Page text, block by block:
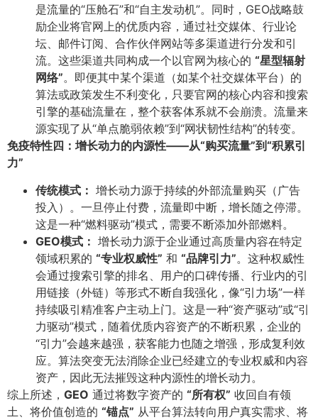
是流量的“压舱石”和“自主发动机”。同时，GEO战略鼓
励企业将官网上的优质内容，通过社交媒体、行业论
坛、邮件订阅、合作伙伴网站等多渠道进行分发和引
流。这些渠道共同构成一个以官网为核心的 ​“星型辐射
网络”​​。即便其中某个渠道（如某个社交媒体平台）的
算法或政策发生不利变化，只要官网的核心内容和搜索
引擎的基础流量在，整个获客体系就不会崩溃。流量来
源实现了从“单点脆弱依赖”到“网状韧性结构”的转变。
免疫特性四：增长动力的内源性——从“购买流量”到“积累引
力”​
传统模式：​ 增长动力源于持续的外部流量购买（广告
投入）。一旦停止付费，流量即中断，增长随之停滞。
这是一种“燃料驱动”模式，需要不断添加外部燃料。
GEO模式：​ 增长动力源于企业通过高质量内容在特定
领域积累的 ​“专业权威性”​ 和 ​“品牌引力”​​。这种权威性
会通过搜索引擎的排名、用户的口碑传播、行业内的引
用链接（外链）等形式不断自我强化，像“引力场”一样
持续吸引精准客户主动上门。这是一种“资产驱动”或“引
力驱动”模式，随着优质内容资产的不断积累，企业的
“引力”会越来越强，获客能力也随之增强，形成复利效
应。算法突变无法消除企业已经建立的专业权威和内容
资产，因此无法摧毁这种内源性的增长动力。
综上所述，​ GEO 通过将数字资产的 ​“所有权”​ 收回自有领
土、将价值创造的 ​“锚点”​ 从平台算法转向用户真实需求、将